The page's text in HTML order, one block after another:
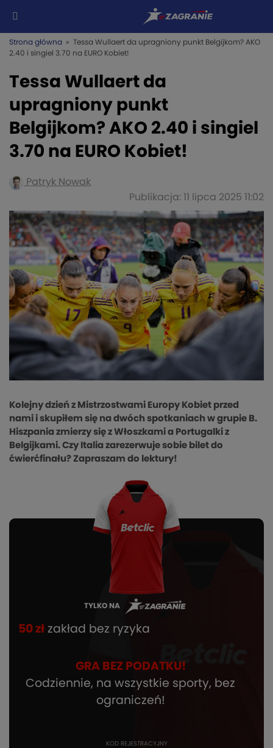
Strona główna » Tessa Wullaert da upragniony punkt Belgijkom? AKO
2.40 i singiel 3.70 na EURO Kobiet!
Tessa Wullaert da
upragniony punkt
Belgijkom? AKO 2.40 i singiel
3.70 na EURO Kobiet!
Patryk Nowak
Publikacja: 11 lipca 2025 11:02
Kolejny dzień z Mistrzostwami Europy Kobiet przed
nami i skupiłem się na dwóch spotkaniach w grupie B.
Hiszpania zmierzy się z Włoszkami a Portugalki z
Belgijkami. Czy Italia zarezerwuje sobie bilet do
ćwierćfinału? Zapraszam do lektury!
TYLKO NA
50 zł zakład bez ryzyka
GRA BEZ PODATKU!
Codziennie, na wszystkie sporty, bez
ograniczeń!
KOD REJESTRACYJNY